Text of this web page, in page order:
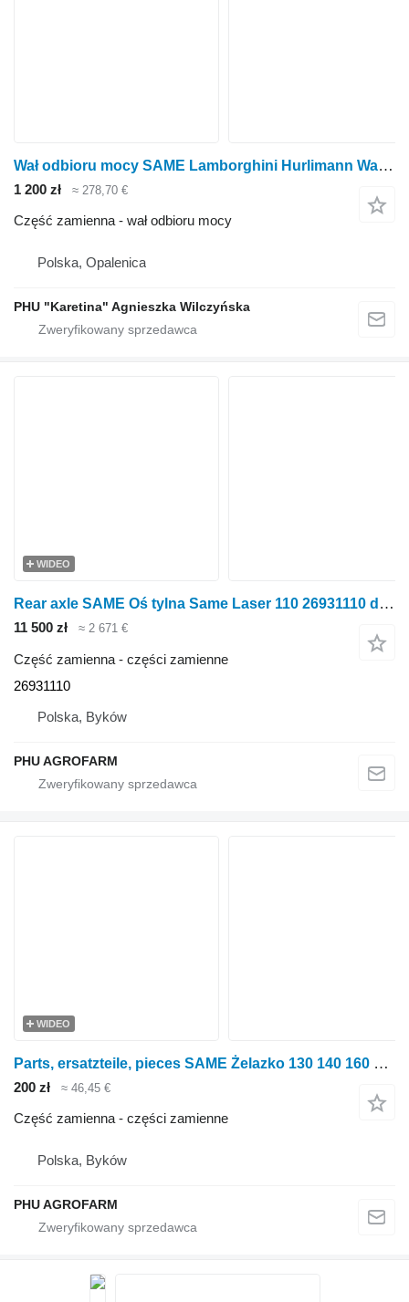
Wał odbioru mocy SAME Lamborghini Hurlimann Walek WOM do ciągnika kołowego Lamborghini Lamborgini Hurlimann
1 200 zł ≈ 278,70 €
Część zamienna - wał odbioru mocy
Polska, Opalenica
PHU "Karetina" Agnieszka Wilczyńska
WIDEO
Rear axle SAME Oś tylna Same Laser 110 26931110 do ciągnika kołowego SAME Laser 110
11 500 zł ≈ 2 671 €
Część zamienna - części zamienne
26931110
Polska, Byków
PHU AGROFARM
WIDEO
Parts, ersatzteile, pieces SAME Żelazko 130 140 160 części, części zamienne, elementy do ciągnika kołowego SAME Iron 130 140 160
200 zł ≈ 46,45 €
Część zamienna - części zamienne
Polska, Byków
PHU AGROFARM